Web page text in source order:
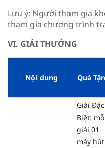
Lưu ý: Người tham gia
tham gia chương trình
VI. GIẢI THƯỞNG
Nội dung Quà
Giải Đặc
Biệt:
giải 01
máy hút